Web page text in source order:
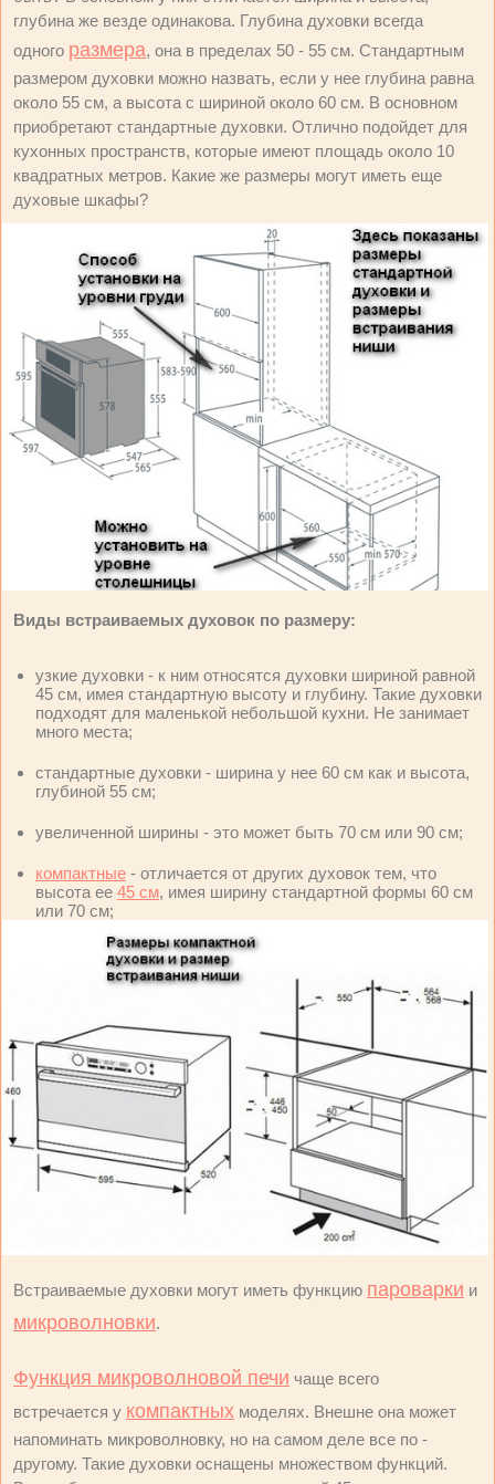
глубина же везде одинакова. Глубина духовки всегда
одного размера, она в пределах 50 - 55 см. Стандартным
размером духовки можно назвать, если у нее глубина равна
около 55 см, а высота с шириной около 60 см. В основном
приобретают стандартные духовки. Отлично подойдет для
кухонных пространств, которые имеют площадь около 10
квадратных метров. Какие же размеры могут иметь еще
духовые шкафы?
Виды встраиваемых духовок по размеру:
узкие духовки - к ним относятся духовки шириной равной
45 см, имея стандартную высоту и глубину. Такие духовки
подходят для маленькой небольшой кухни. Не занимает
много места;
стандартные духовки - ширина у нее 60 см как и высота,
глубиной 55 см;
увеличенной ширины - это может быть 70 см или 90 см;
компактные - отличается от других духовок тем, что
высота ее 45 см, имея ширину стандартной формы 60 см
или 70 см;
Встраиваемые духовки могут иметь функцию пароварки и
микроволновки.
Функция микроволновой печи чаще всего
встречается у компактных моделях. Внешне она может
напоминать микроволновку, но на самом деле все по -
другому. Такие духовки оснащены множеством функций.